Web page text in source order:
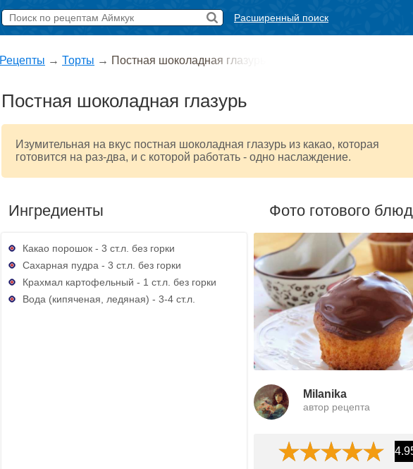
Расширенный поиск
Рецепты → Торты → Постная шоколадная глазурь
Постная шоколадная глазурь
Изумительная на вкус постная шоколадная глазурь из какао, которая
готовится на раз-два, и с которой работать - одно наслаждение.
Ингредиенты
Какао порошок - 3 ст.л. без горки
Сахарная пудра - 3 ст.л. без горки
Крахмал картофельный - 1 ст.л. без горки
Вода (кипяченая, ледяная) - 3-4 ст.л.
Фото готового
Milanika
автор рецепта